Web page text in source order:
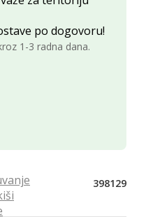
po dogovoru!
1-3 radna dana.
398129